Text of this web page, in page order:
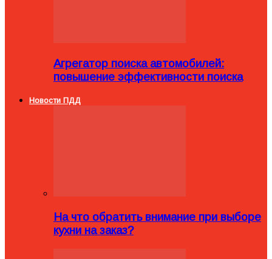
Агрегатор поиска автомобилей:
повышение эффективности поиска
Новости ПДД
На что обратить внимание при выборе
кухни на заказ?